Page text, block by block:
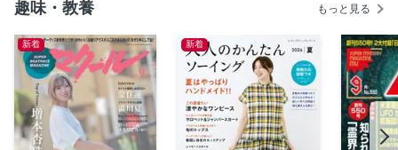
趣味・教養 もっと見る
新着 新着